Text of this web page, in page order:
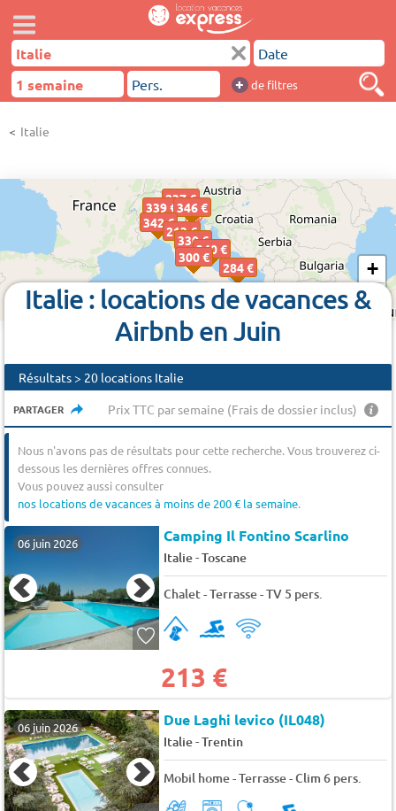
+ de filtres
Italie
213 €
237 €
284 €
300 €
330 €
339 €
340 €
342 €
346 €
+
−
Italie : locations de vacances &
Airbnb en Juin
Résultats > 20 locations Italie
PARTAGER Prix TTC par semaine (Frais de dossier inclus)
Nous n'avons pas de résultats pour cette recherche. Vous trouverez ci-
dessous les dernières offres connues.
Vous pouvez aussi consulter
nos locations de vacances à moins de 200 € la semaine.
06 juin 2026 Camping Il Fontino Scarlino
Italie-Toscane
Chalet - Terrasse - TV 5 pers.
213 €
06 juin 2026 Due Laghi levico (IL048)
Italie-Trentin
Mobil home - Terrasse - Clim 6 pers.